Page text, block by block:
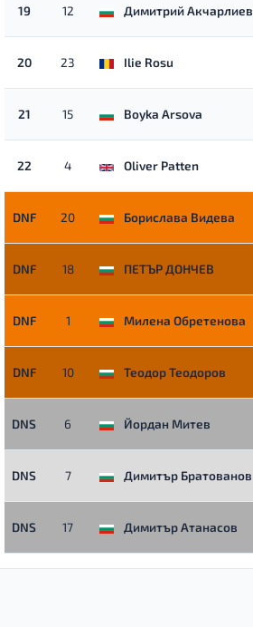
19 12 Димитрий Акчарлиев
20 23 Ilie Rosu
21 15 Boyka Arsova
22 4 Oliver Patten
DNF 20 Борислава Видева
DNF 18 ПЕТЪР ДОНЧЕВ
DNF 1 Милена Обретенова
DNF 10 Теодор Теодоров
DNS 6 Йордан Митев
DNS 7 Димитър Братованов
DNS 17 Димитър Атанасов